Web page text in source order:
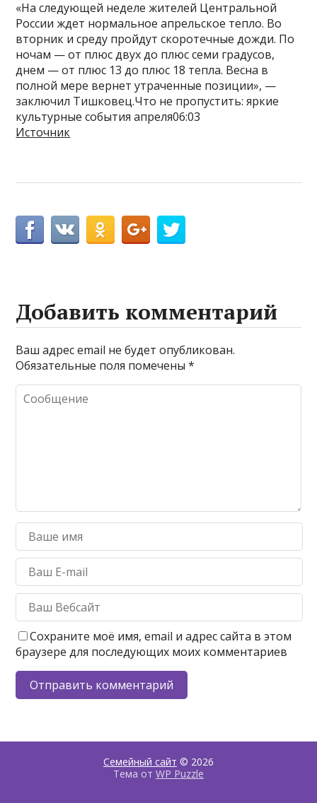
«На следующей неделе жителей Центральной
России ждет нормальное апрельское тепло. Во
вторник и среду пройдут скоротечные дожди. По
ночам — от плюс двух до плюс семи градусов,
днем — от плюс 13 до плюс 18 тепла. Весна в
полной мере вернет утраченные позиции», —
заключил Тишковец.Что не пропустить: яркие
культурные события апреля06:03
Источник
Добавить комментарий
Ваш адрес email не будет опубликован.
Обязательные поля помечены*
Сохраните моё имя, email и адрес сайта в этом
браузере для последующих моих комментариев
Семейный сайт © 2026
Тема от WP Puzzle